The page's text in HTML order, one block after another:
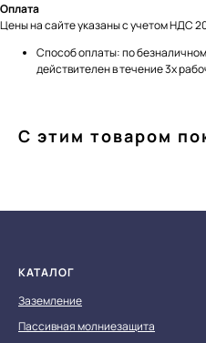
Оплата
Цены на сайте указаны с учетом НДС
Способ оплаты: по
действителен в течение 3х
С этим товаром
КАТАЛОГ
Заземление
Пассивная молниезащита